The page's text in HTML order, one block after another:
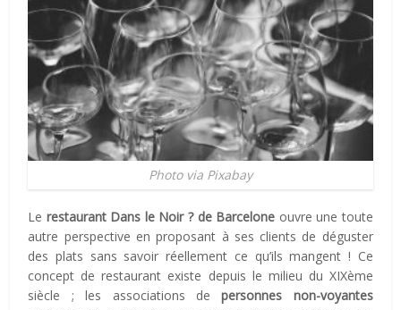
Photo via Pixabay
Le restaurant Dans le Noir ? de Barcelone ouvre une toute
autre perspective en proposant à ses clients de déguster
des plats sans savoir réellement ce qu’ils mangent ! Ce
concept de restaurant existe depuis le milieu du XIXème
siècle ; les associations depersonnes non-voyantes